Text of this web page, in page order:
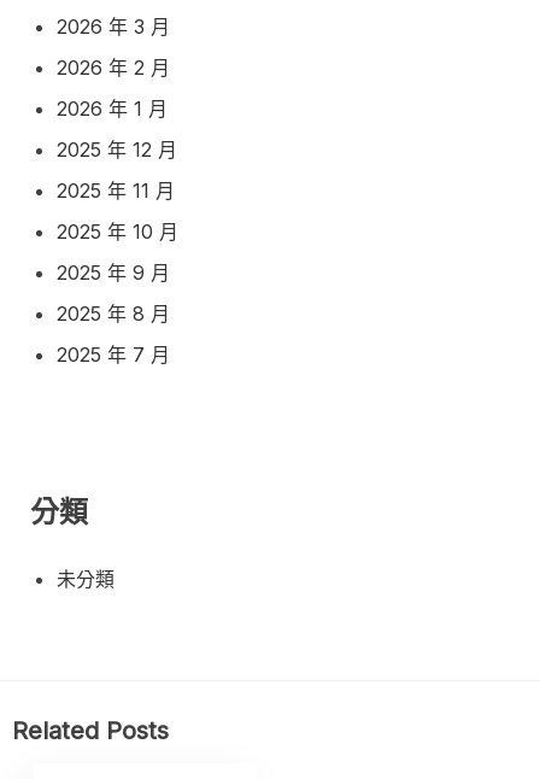
2026 年 3 月
2026 年 2 月
2026 年 1 月
2025 年 12 月
2025 年 11 月
2025 年 10 月
2025 年 9 月
2025 年 8 月
2025 年 7 月
分類
未分類
Related Posts